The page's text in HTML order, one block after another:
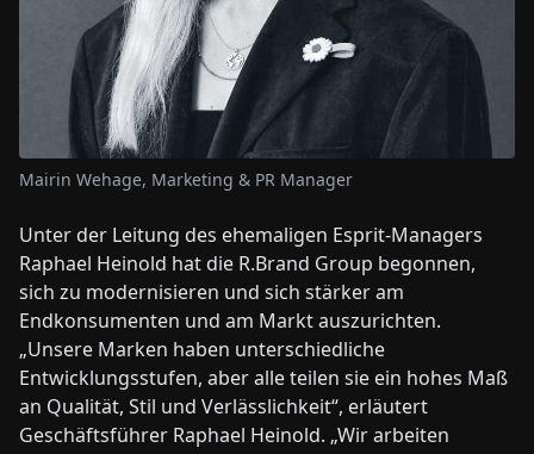
Mairin Wehage, Marketing & PR Manager
Unter der Leitung des ehemaligen Esprit-Managers
Raphael Heinold hat die R.Brand Group begonnen,
sich zu modernisieren und sich stärker am
Endkonsumenten und am Markt auszurichten.
„Unsere Marken haben unterschiedliche
Entwicklungsstufen, aber alle teilen sie ein hohes Maß
an Qualität, Stil und Verlässlichkeit“, erläutert
Geschäftsführer Raphael Heinold. „Wir arbeiten